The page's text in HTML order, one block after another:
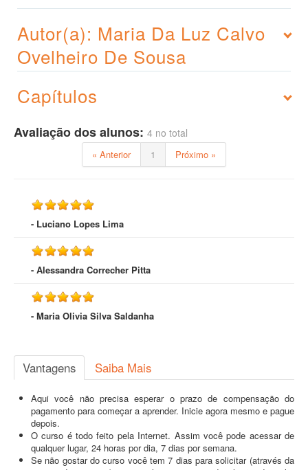
Autor(a): Maria Da Luz Calvo
Ovelheiro De Sousa
Capítulos
Avaliação dos alunos: 4 no total
« Anterior 1 Próximo »
- Luciano Lopes Lima
- Alessandra Correcher Pitta
- Maria Olivia Silva Saldanha
Vantagens Saiba Mais
Aqui você não precisa esperar o prazo de compensação do
pagamento para começar a aprender. Inicie agora mesmo e pague
depois.
O curso é todo feito pela Internet. Assim você pode acessar de
qualquer lugar, 24 horas por dia, 7 dias por semana.
Se não gostar do curso você tem 7 dias para solicitar (através da